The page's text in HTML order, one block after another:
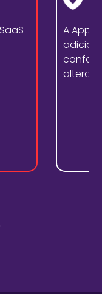
A
alterar